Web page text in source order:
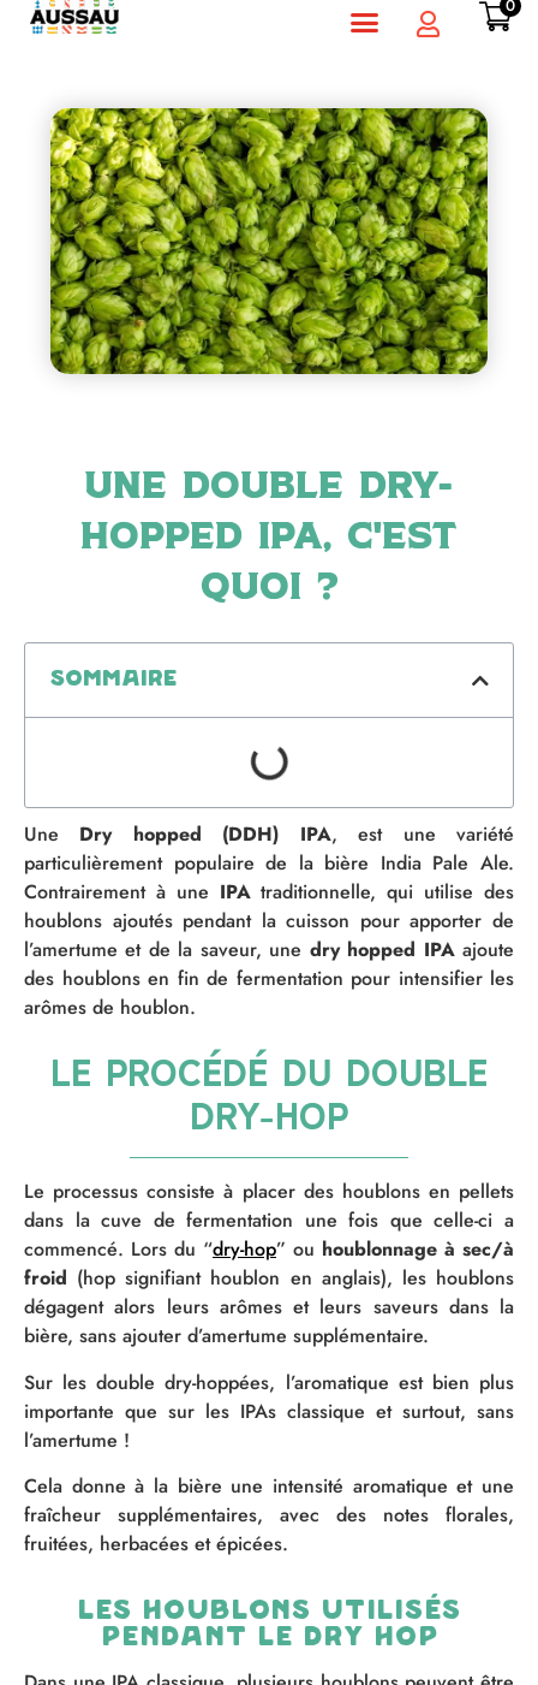
0
Une double dry-
hopped ipa, c'est
quoi ?
Sommaire
Une Dry hopped (DDH) IPA, est une variété
particulièrement populaire de la bière IndiaPale Ale.
Contrairement à une IPAtraditionnelle, qui utilise des
houblons ajoutés pendant la cuisson pour apporter de
l’amertume et de la saveur, une dry hopped IPAajoute
des houblons en fin de fermentation pour intensifier les
arômes de houblon.
Le procédé du double
dry-hop
Le processus consiste à placer des houblons en pellets
dans la cuve de fermentation une fois que celle-ci a
commencé. Lors du “dry-hop” ou houblonnage à sec/à
froid (hop signifiant houblon en anglais), les houblons
dégagent alors leurs arômes et leurs saveurs dans la
bière, sans ajouter d’amertume supplémentaire.
Sur les double dry-hoppées, l’aromatique est bien plus
importante que sur les IPAs classique et surtout, sans
l’amertume !
Cela donne à la bière une intensité aromatique et une
fraîcheur supplémentaires, avec des notes florales,
fruitées, herbacées et épicées.
Les houblons utilisés
pendant le dry hop